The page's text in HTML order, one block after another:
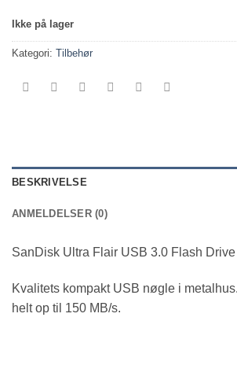
Ikke på lager
Kategori: Tilbehør
BESKRIVELSE
ANMELDELSER (0)
SanDisk Ultra Flair USB 3.0 Flash Drive
Kvalitets kompakt USB nøgle i
helt op til 150 MB/s.